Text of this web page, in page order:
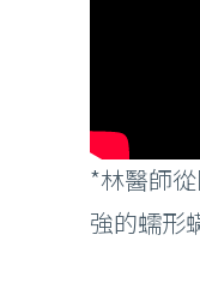
*林醫師
強的蠕形